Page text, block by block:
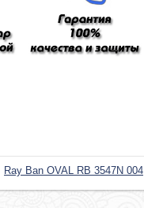
Ray Ban OVAL RB 3547N 004